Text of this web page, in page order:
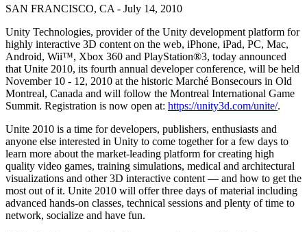
Unity
LiveOps
Анализ после запуска и операции с живыми играми
Развивайте
Привлечение пользователей
Будьте замечены и привлекайте мобильных пользователей
Встроенные покупки
Управляйте IAP в магазинах и D2C
Монетизация
Соединяйте игроков с подходящими играми
Рекламируйте с помощью Unity
Монетизируйте с помощью
Unity
Торговля
Преобразовать опыт в магазине в онлайн-опыт
Автомобильная отрасль
Увеличьте инновации и впечатления в автомобиле
Посмотреть все отрасли
Дополнительная информация
Истории успеха
Истории успеха из реальной жизни
Руководства по лучшим практикам
Советы и хитрости от экспертов
Демо-версии, образцы и строительные блоки
Все ресурсы
Что нового
Блог
Обновления, информация и технические советы
Присоединяйтесь к разработчикам, креаторам и инсайдерам
Награды Unity
Празднование Unity-креаторов по всему миру
Практические руководства
Практические советы и лучшие практики
Образование
Для студентов
Запустите свою карьеру
Для преподавателей
Улучшите свое преподавание
Лицензия Education Grant
Принесите мощь Unity в ваше учебное заведение
Программы сертификации
Докажите свое мастерство в Unity
SAN FRANCISCO, CA - July 14, 2010
Unity Technologies, provider of the Unity development platform for
highly interactive 3D content on the web, iPhone, iPad, PC, Mac,
Android, Wii™, Xbox 360 and PlayStation®3, today announced
that Unite 2010, its fourth annual developer conference, will be held
November 10 - 12, 2010 at the historic Marché Bonsecours in Old
Montreal, Canada and will follow the Montreal International Game
Summit. Registration is now open at: https://unity3d.com/unite/.
Unite 2010 is a time for developers, publishers, enthusiasts and
anyone else interested in Unity to come together for a few days to
learn more about the market-leading platform for creating high
quality video games, training simulations, medical and architectural
visualizations and other 3D interactive content — and how to get the
most out of it. Unite 2010 will offer three days of material including
advanced hands-on classes, technical sessions and plenty of time to
network, socialize and have fun.